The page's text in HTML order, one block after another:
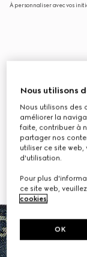
À personnaliser avec vos
Nous utilisons
Nous utilisons des
améliorer la
faite, contribuer à
partager nos
utiliser ce site
d'utilisation.
Pour plus
ce site web,
cookies.
OK